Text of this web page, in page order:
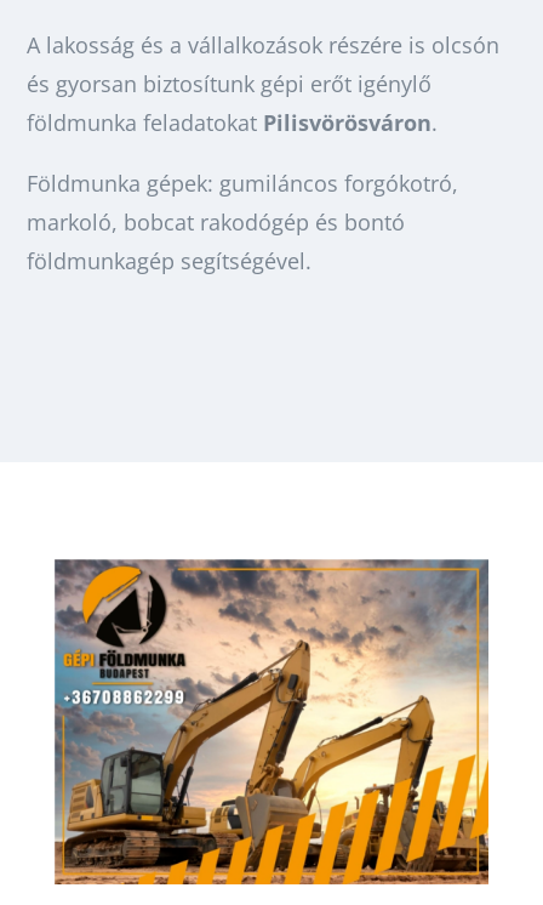
A lakosság és a vállalkozások részére is olcsón
és gyorsan biztosítunk gépi erőt igénylő
földmunka feladatokat Pilisvörösváron.
Földmunka gépek: gumiláncos forgókotró,
markoló, bobcat rakodógép és bontó
földmunkagép segítségével.